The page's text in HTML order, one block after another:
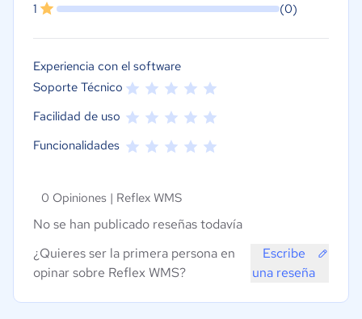
1
(0)
Experiencia con el software
Soporte Técnico
Facilidad de uso
Funcionalidades
0 Opiniones | Reflex WMS
No se han publicado reseñas todavía
¿Quieres ser la primera persona en
opinar sobre Reflex WMS?
Escribe
una reseña